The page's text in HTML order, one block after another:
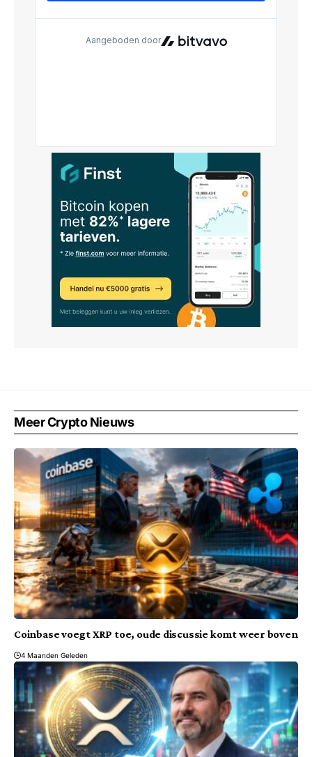
Meer Crypto Nieuws
Coinbase voegt XRP toe, oude discussie komt weer boven
4 Maanden Geleden